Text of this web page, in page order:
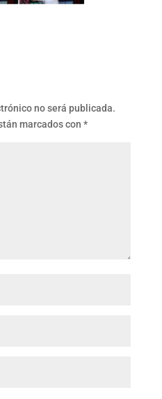
no será publicada.
marcados con *